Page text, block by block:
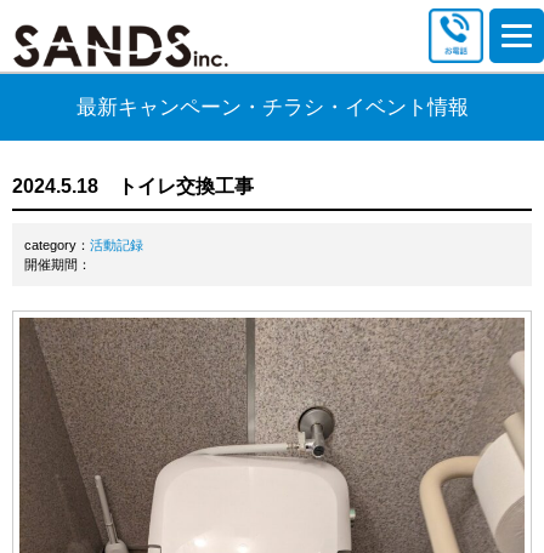
最新キャンペーン・チラシ・イベント情報
2024.5.18 トイレ交換工事
category： 活動記録
開催期間：